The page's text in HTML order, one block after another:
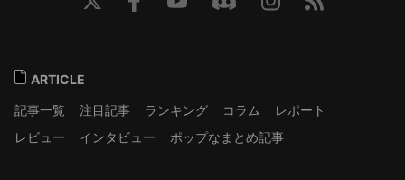
ARTICLE
記事一覧
注目記事 ランキング コラム
レポート
レビュー
インタビュー ポップなまとめ記事